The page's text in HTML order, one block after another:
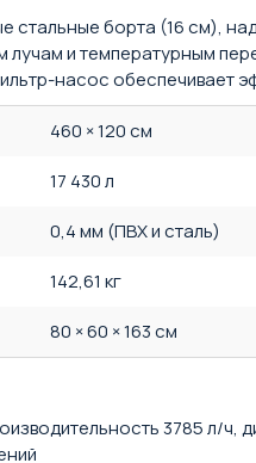
стальные борта (16 см),
лучам и температурным
насос обеспечивает
460 × 120 см
17 430 л
0,4 мм (ПВХ и сталь)
142,61 кг
80 × 60 × 163 см
3785 л/ч,